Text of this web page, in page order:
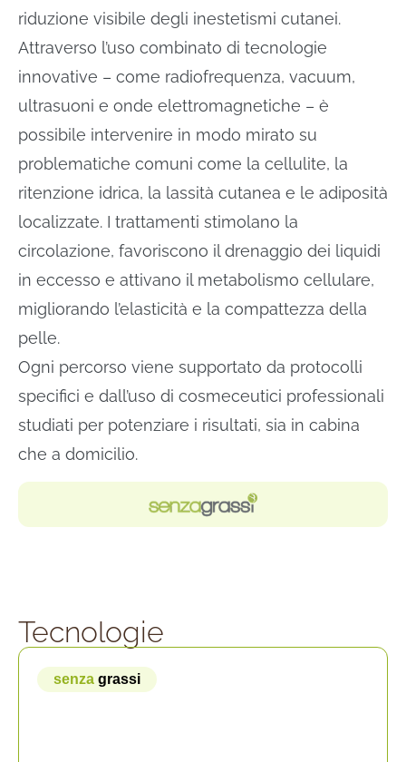
riduzione visibile degli inestetismi cutanei.
Attraverso l’uso combinato di tecnologie
innovative – come radiofrequenza, vacuum,
ultrasuoni e onde elettromagnetiche – è
possibile intervenire in modo mirato su
problematiche comuni come la cellulite, la
ritenzione idrica, la lassità cutanea e le adiposità
localizzate. I trattamenti stimolano la
circolazione, favoriscono il drenaggio dei liquidi
in eccesso e attivano il metabolismo cellulare,
migliorando l’elasticità e la compattezza della
pelle.
Ogni percorso viene supportato da protocolli
specifici e dall’uso di cosmeceutici professionali
studiati per potenziare i risultati, sia in cabina
che a domicilio.
Tecnologie
senza grassi